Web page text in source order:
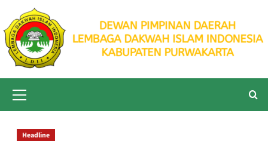
content
Menu
Headline